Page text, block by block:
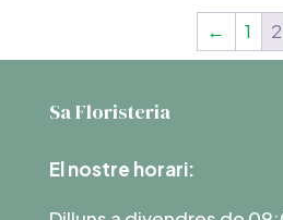
← 1 2
Sa Floristeria
El nostre horari: